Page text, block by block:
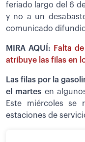
feriado largo del 6
y no a un
comunicado
MIRA AQUÍ:
Falta
atribuye las filas en
Las filas por la
el martes en
Este miércoles se
estaciones de